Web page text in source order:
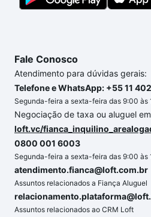
Fale Conosco
Atendimento para dúvidas gerais:
Telefone e WhatsApp: +55 11
Segunda-feira a sexta-feira das 9:00 às
Negociação de taxa ou aluguel
loft.vc/
0800 001 6003
Segunda-feira a sexta-feira das 9:00 às
atendimento.fianca@loft.com.br
Assuntos relacionados a Fiança Aluguel
Assuntos relacionados ao CRM Loft